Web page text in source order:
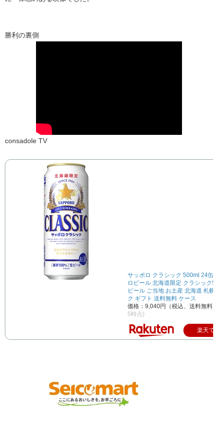
勝利の裏側
consadole TV
サッポロ クラシック 500ml 24缶
ロビール 北海道限定 クラシック
ビール ご当地 お土産 北海道 札幌
ク ギフト 送料無料 ケース
価格：9,040円（税込、送料無料)
5時点)
楽天で